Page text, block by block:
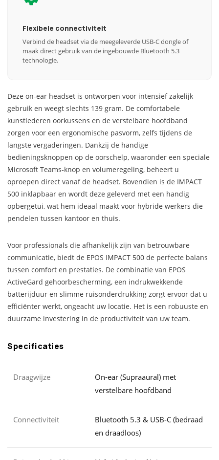
Flexibele connectiviteit
Verbind de headset via de meegeleverde USB-C dongle of
maak direct gebruik van de ingebouwde Bluetooth 5.3
technologie.
Deze on-ear headset is ontworpen voor intensief zakelijk
gebruik en weegt slechts 139 gram. De comfortabele
kunstlederen oorkussens en de verstelbare hoofdband
zorgen voor een ergonomische pasvorm, zelfs tijdens de
langste vergaderingen. Dankzij de handige
bedieningsknoppen op de oorschelp, waaronder een speciale
Microsoft Teams-knop en volumeregeling, beheert u
oproepen direct vanaf de headset. Bovendien is de IMPACT
500 inklapbaar en wordt deze geleverd met een handig
opbergetui, wat hem ideaal maakt voor hybride werkers die
pendelen tussen kantoor en thuis.
Voor professionals die afhankelijk zijn van betrouwbare
communicatie, biedt de EPOS IMPACT 500 de perfecte balans
tussen comfort en prestaties. De combinatie van EPOS
ActiveGard gehoorbescherming, een indrukwekkende
batterijduur en slimme ruisonderdrukking zorgt ervoor dat u
efficiënter werkt, ongeacht uw locatie. Het is een robuuste en
duurzame investering in de productiviteit van uw team.
Specificaties
Draagwijze
On-ear (Supraaural) met
verstelbare hoofdband
Connectiviteit
Bluetooth 5.3 & USB-C (bedraad
en draadloos)